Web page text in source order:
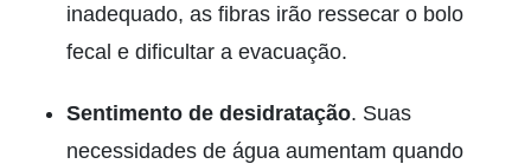
inadequado, as fibras irão ressecar o bolo
fecal e dificultar a evacuação.
Sentimento de desidratação. Suas
necessidades de água aumentam quando